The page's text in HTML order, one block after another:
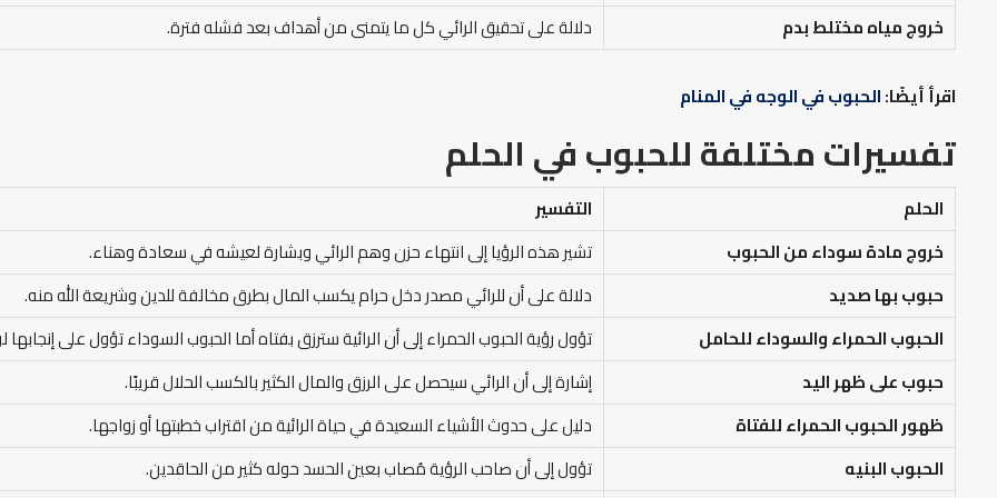
خروج مياه مختلط بدم دلالة على تحقيق الرائي كل ما يتمنى من أهداف بعد فشله فترة.
اقرأ أيضًا:الحبوب في الوجه في المنام
تفسيرات مختلفة للحبوب في الحلم
الحلم
التفسير
خروج مادة سوداء من الحبوب
تشير هذه الرؤيا إلى انتهاء حزن وهم الرائي وبشارة لعيشه في سعادة وهناء.
حبوب بها صديد
دلالة على أن للرائي مصدر دخل حرام يكسب المال بطرق مخالفة للدين وشريعة الله منه.
الحبوب الحمراء والسوداء للحامل
تؤول رؤية الحبوب الحمراء إلى أن الرائية سترزق بفتاه أما الحبوب السوداء تؤول على إنجابها
حبوب على ظهر اليد
إشارة إلى أن الرائي سيحصل على الرزق والمال الكثير بالكسب الحلال قريبًا.
ظهور الحبوب الحمراء للفتاة
دليل على حدوث الأشياء السعيدة في حياة الرائية من اقتراب خطبتها أو زواجها.
الحبوب البنيه
تؤول إلى أن صاحب الرؤية مُصاب بعين الحسد حوله كثير من الحاقدين.